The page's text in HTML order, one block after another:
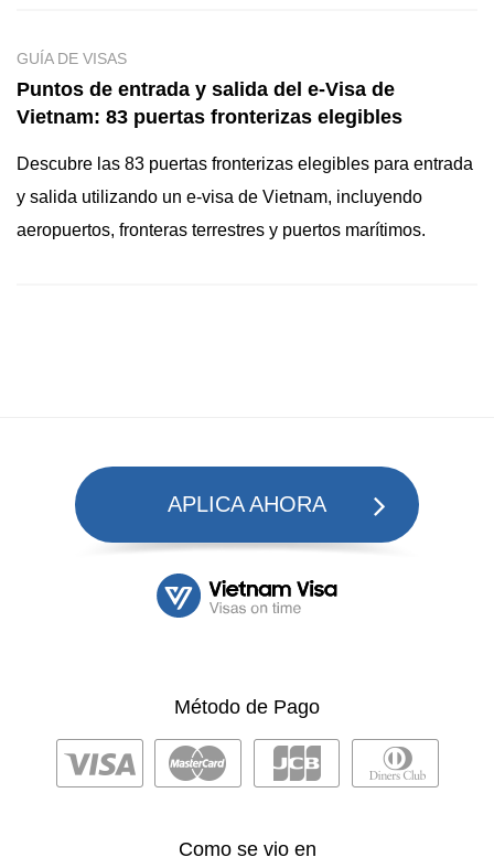
GUÍA DE VISAS
Puntos de entrada y salida del e-Visa de
Vietnam: 83 puertas fronterizas elegibles
Descubre las 83 puertas fronterizas elegibles para entrada
y salida utilizando un e-visa de Vietnam, incluyendo
aeropuertos, fronteras terrestres y puertos marítimos.
APLICA AHORA
Método de Pago
Como se vio en